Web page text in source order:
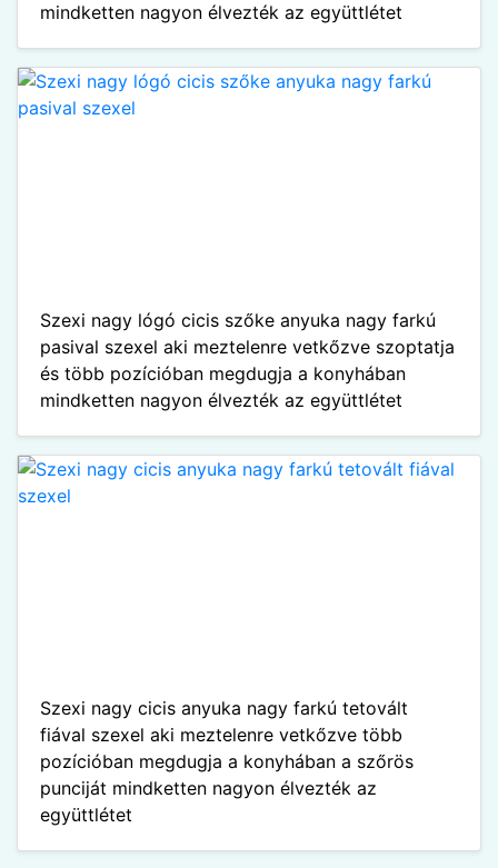
mindketten nagyon élvezték az együttlétet
Szexi nagy lógó cicis szőke anyuka nagy farkú
pasival szexel aki meztelenre vetkőzve szoptatja
és több pozícióban megdugja a konyhában
mindketten nagyon élvezték az együttlétet
Szexi nagy cicis anyuka nagy farkú tetovált
fiával szexel aki meztelenre vetkőzve több
pozícióban megdugja a konyhában a szőrös
punciját mindketten nagyon élvezték az
együttlétet